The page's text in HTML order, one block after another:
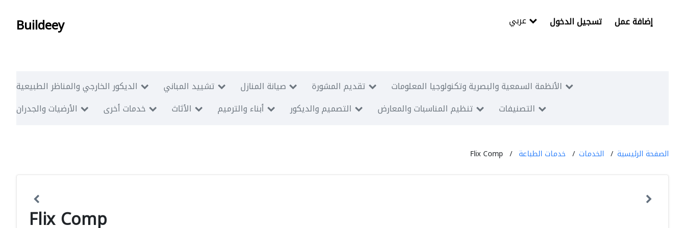
Buildeey تسجيل الدخول إضافة عمل
الديكور الخارجي والمناظر الطبيعية تشييد المباني صيانة المنازل تقديم المشورة
الأنظمة السمعية والبصرية وتكنولوجيا المعلومات
الأرضيات والجدران
خدمات أخرى الأثاث أبناء والترميم التصميم والديكور تنظيم المناسبات والمعارض التصنيفات
الصفحة الرئيسية الخدمات خدمات الطباعة Flix Comp
Flix Comp